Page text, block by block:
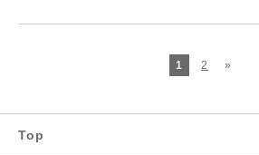
1 2 »
Top